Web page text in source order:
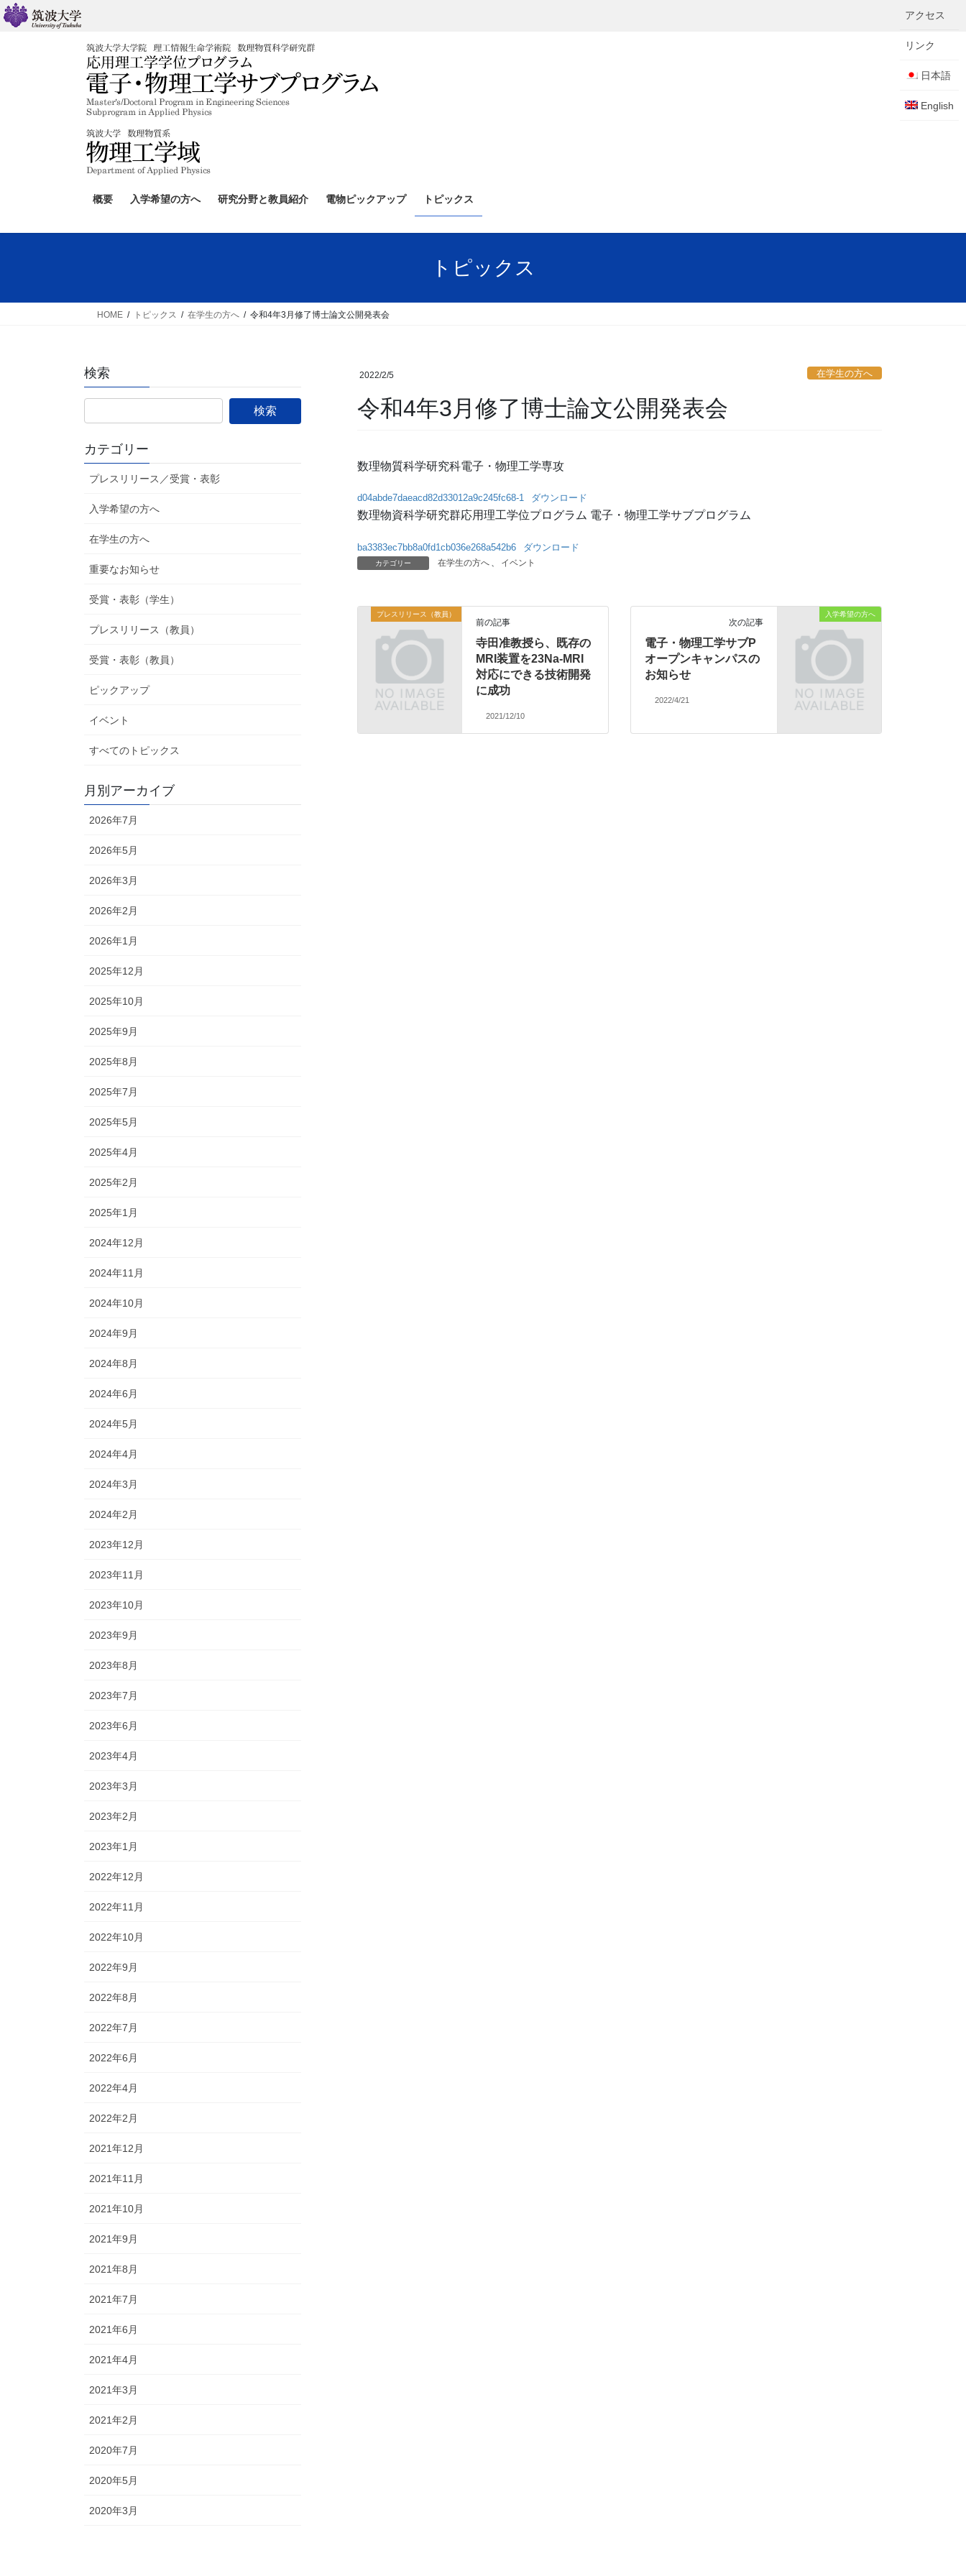
コ
ン
ナ
ビ
概要 入学希望の方へ 研究分野と教員紹介 電物ピックアップ トピックス
トピックス
HOME トピックス 在学生の方へ 令和4年3月修了博士論文公開発表会
2022/2/5 在学生の方へ
令和4年3月修了博士論文公開発表会
数理物質科学研究科電子・物理工学専攻
d04abde7daeacd82d33012a9c245fc68-1 ダウンロード
数理物資科学研究群応用理工学位プログラム 電子・物理工学サブプログラム
ba3383ec7bb8a0fd1cb036e268a542b6 ダウンロード
カテゴリー 在学生の方へ イベント
プレスリリース（教員）
前の記事
寺田准教授ら、既存の
MRI装置を23Na-MRI
対応にできる技術開発
に成功
2021/12/10
入学希望の方へ
次の記事
電子・物理工学サブP
オープンキャンパスの
お知らせ
2022/4/21
検索
カテゴリー
プレスリリース／受賞・表彰
入学希望の方へ
在学生の方へ
重要なお知らせ
受賞・表彰（学生）
プレスリリース（教員）
受賞・表彰（教員）
ピックアップ
イベント
すべてのトピックス
月別アーカイブ
2026年7月
2026年5月
2026年3月
2026年2月
2026年1月
2025年12月
2025年10月
2025年9月
2025年8月
2025年7月
2025年5月
2025年4月
2025年2月
2025年1月
2024年12月
2024年11月
2024年10月
2024年9月
2024年8月
2024年6月
2024年5月
2024年4月
2024年3月
2024年2月
2023年12月
2023年11月
2023年10月
2023年9月
2023年8月
2023年7月
2023年6月
2023年4月
2023年3月
2023年2月
2023年1月
2022年12月
2022年11月
2022年10月
2022年9月
2022年8月
2022年7月
2022年6月
2022年4月
2022年2月
2021年12月
2021年11月
2021年10月
2021年9月
2021年8月
2021年7月
2021年6月
2021年4月
2021年3月
2021年2月
2020年7月
2020年5月
2020年3月
アクセス
リンク
日本語
English